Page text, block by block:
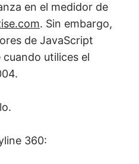
en el medidor de
. Sin embargo,
de JavaScript
utilices el
360: